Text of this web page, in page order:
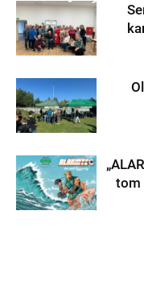
tom